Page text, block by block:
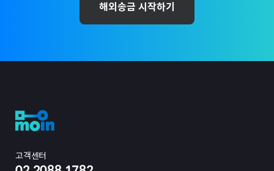
해외송금 시작하기
고객센터